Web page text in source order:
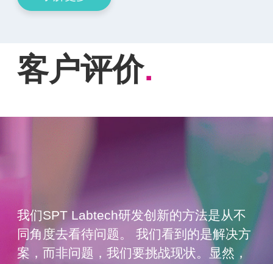
客户评价.
我们SPT Labtech研发创新的方法是从不
同角度去看待问题。 我们看到的是解决方
案，而非问题，我们要挑战现状。显然，